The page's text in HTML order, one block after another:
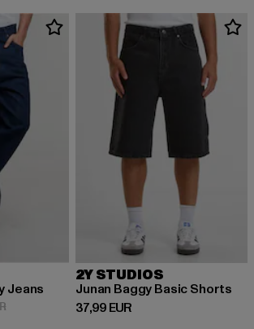
Jeans
EUR
Aktionspreis: 49,99 EUR
2Y STUDIOS
Junan Baggy Basic Shorts
37,99 EUR
Derzeitiger Preis: 37,99 EUR